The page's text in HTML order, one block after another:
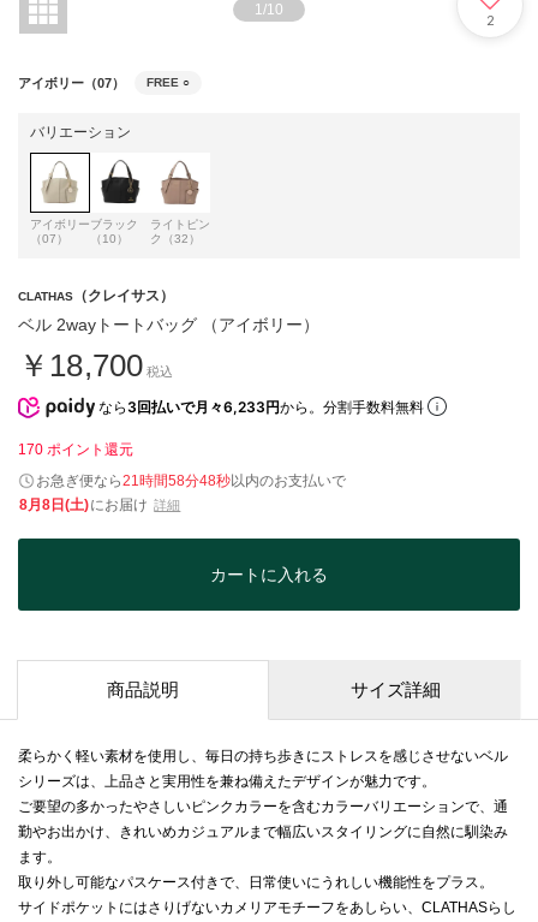
1/10
2
アイボリー（07） FREE ○
バリエーション
アイボリー
（07）
ブラック
（10）
ライトピン
ク（32）
CLATHAS （クレイサス）
ベル 2wayトートバッグ （アイボリー）
￥18,700 税込
なら 3回払いで月々6,233円から。分割手数料無料
170 ポイント還元
お急ぎ便なら21時間58分47秒以内のお支払いで
8月8日(土)にお届け 詳細
カートに入れる
商品説明 サイズ詳細
柔らかく軽い素材を使用し、毎日の持ち歩きにストレスを感じさせないベル
シリーズは、上品さと実用性を兼ね備えたデザインが魅力です。
ご要望の多かったやさしいピンクカラーを含むカラーバリエーションで、通
勤やお出かけ、きれいめカジュアルまで幅広いスタイリングに自然に馴染み
ます。
取り外し可能なパスケース付きで、日常使いにうれしい機能性をプラス。
サイドポケットにはさりげないカメリアモチーフをあしらい、CLATHASらし